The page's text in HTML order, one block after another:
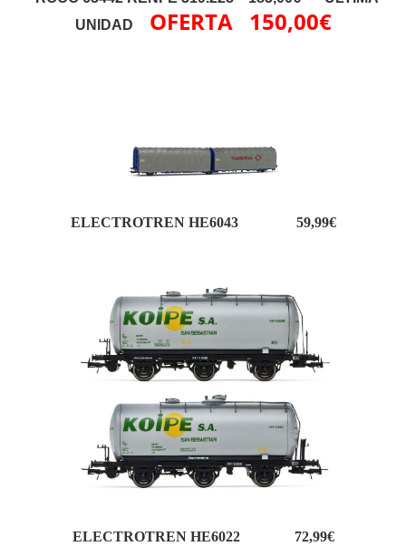
UNIDAD
OFERTA 150,00€
ELECTROTREN HE6043 59,99€
ELECTROTREN HE6022 72,99€